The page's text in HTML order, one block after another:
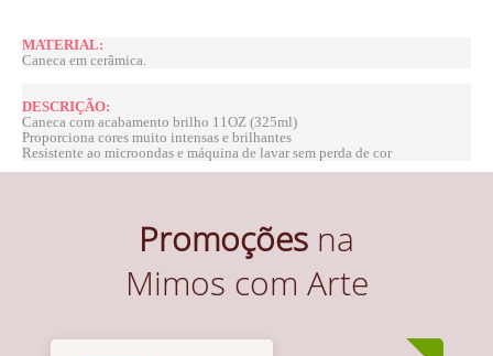
MATERIAL:
Caneca em cerâmica.
DESCRIÇÃO:
Caneca com acabamento brilho 11OZ (325ml)
Proporciona cores muito intensas e brilhantes
Resistente ao microondas e máquina de lavar sem perda de cor
Promoções na
Mimos com Arte